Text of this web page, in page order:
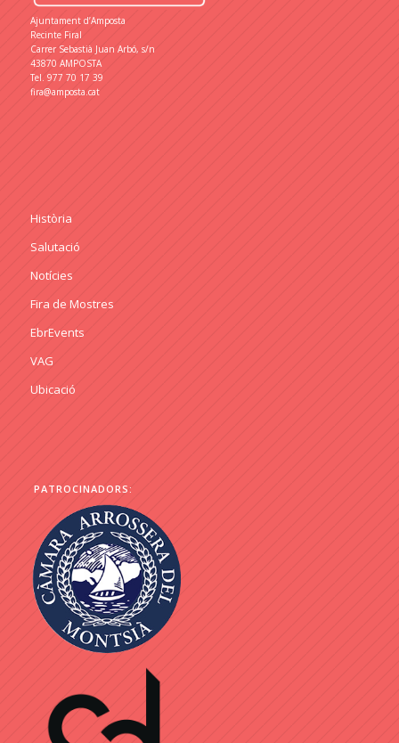
Ajuntament d’Amposta
Recinte Firal
Carrer Sebastià Juan Arbó, s/n
43870 AMPOSTA
Tel. 977 70 17 39
fira@amposta.cat
Història
Salutació
Notícies
Fira de Mostres
EbrEvents
VAG
Ubicació
PATROCINADORS: